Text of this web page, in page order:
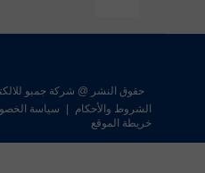
حقوق النشر @ شركة جمبو
الشروط والأحكام
سياسة
خريطة الموقع